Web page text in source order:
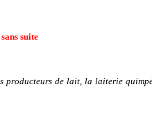
suite
producteurs de lait, la laiterie